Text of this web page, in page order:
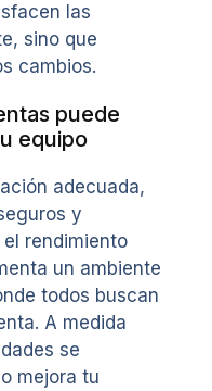
las
sino que
cambios.
puede
equipo
adecuada,
y
rendimiento
un ambiente
todos buscan
A medida
se
mejora tu